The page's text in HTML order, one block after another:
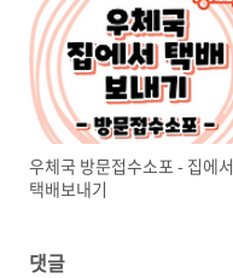
우체국 방문접수소포 - 집에서
택배보내기
댓글